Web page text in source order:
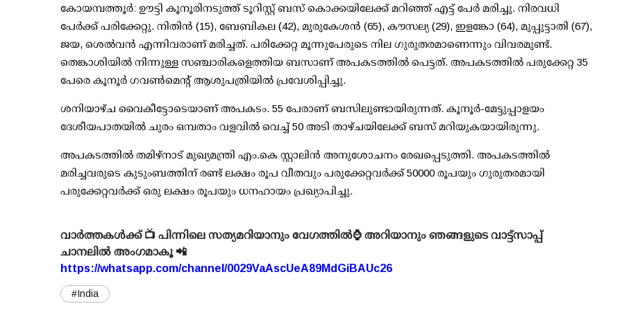
കോയമ്പത്തൂര്‍: ഊട്ടി കൂനൂരിനടുത്ത് ടൂറിസ്റ്റ് ബസ് കൊക്കയിലേക്ക് മറിഞ്ഞ് എട്ട് പേര്‍ മരിച്ചു. നിരവധി
പേര്‍ക്ക് പരിക്കേറ്റു. നിതിന്‍ (15), ബേബികല (42), മുരുകേശന്‍ (65), കൗസല്യ (29), ഇളങ്കോ (64), മുപ്പുട്ടാതി (67),
ജയ, ശെല്‍വന്‍ എന്നിവരാണ് മരിച്ചത്. പരിക്കേറ്റ മൂന്നുപേരുടെ നില ഗുരുതരമാണെന്നും വിവരമുണ്ട്.
തെങ്കാശിയില്‍ നിന്നുള്ള സഞ്ചാരികളെത്തിയ ബസാണ് അപകടത്തില്‍ പെട്ടത്. അപകടത്തില്‍ പരുക്കേറ്റ 35
പേരെ കൂനൂര്‍ ഗവണ്‍മെന്റ് ആശുപത്രിയില്‍ പ്രവേശിപ്പിച്ചു.
ശനിയാഴ്ച വൈകീട്ടോടെയാണ് അപകടം. 55 പേരാണ് ബസിലുണ്ടായിരുന്നത്. കൂനൂര്‍-മേട്ടുപ്പാളയം
ദേശീയപാതയില്‍ ചുരം ഒമ്പതാം വളവില്‍ വെച്ച് 50 അടി താഴ്ചയിലേക്ക് ബസ് മറിയുകയായിരുന്നു.
അപകടത്തില്‍ തമിഴ്നാട് മുഖ്യമന്ത്രി എം.കെ സ്റ്റാലിന്‍ അനുശോചനം രേഖപ്പെടുത്തി. അപകടത്തില്‍
മരിച്ചവരുടെ കുടുംബത്തിന് രണ്ട് ലക്ഷം രൂപ വീതവും പരുക്കേറ്റവര്‍ക്ക് 50000 രൂപയും ഗുരുതരമായി
പരുക്കേറ്റവര്‍ക്ക് ഒരു ലക്ഷം രൂപയും ധനഹായം പ്രഖ്യാപിച്ചു.
വാർത്തകൾക്ക് 📺 പിന്നിലെ സത്യമറിയാനും വേഗത്തിൽ⌚ അറിയാനും ഞങ്ങളുടെ വാട്ട്സാപ്പ്
ചാനലിൽ അംഗമാകൂ 📲
https://whatsapp.com/channel/0029VaAscUeA89MdGiBAUc26
#India